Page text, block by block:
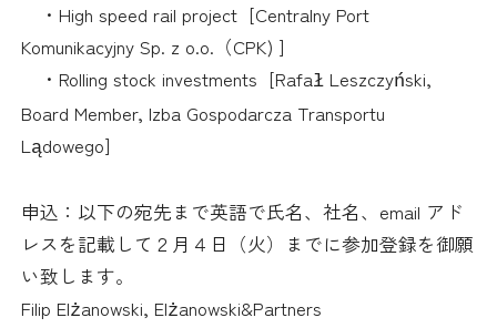
・ High speed rail project [Centralny Port
Komunikacyjny Sp. z o.o. （CPK) ]
・ Rolling stock investments [Rafał Leszczyński,
Board Member, Izba Gospodarcza Transportu
Lądowego]
申込：以下の宛先まで英語で氏名、社名、 email アド
レスを記載して２月４日（火）までに参加登録を御願
い致します。
Filip Elżanowski, Elżanowski&Partners